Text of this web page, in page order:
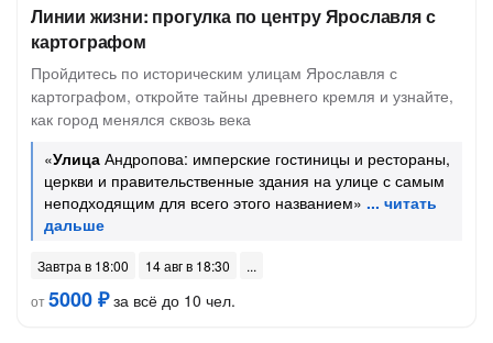
Линии жизни: прогулка по центру Ярославля с
картографом
Пройдитесь по историческим улицам Ярославля с
картографом, откройте тайны древнего кремля и узнайте,
как город менялся сквозь века
«Улица Андропова: имперские гостиницы и рестораны,
церкви и правительственные здания на улице с самым
неподходящим для всего этого названием»
Завтра в 18:00
14 авг в 18:30
от5000 ₽за всё до 10 чел.